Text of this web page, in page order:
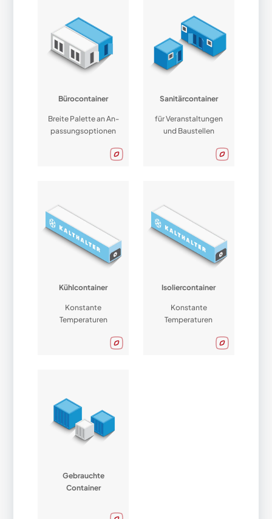
Bürocontainer
Breite Palette an An­
pas­sungs­optio­nen
Sanitärcontainer
für Veranstaltungen
und Baustellen
Kühlcontainer
Konstante
Temperaturen
Isoliercontainer
Konstante
Temperaturen
Gebrauchte
Container